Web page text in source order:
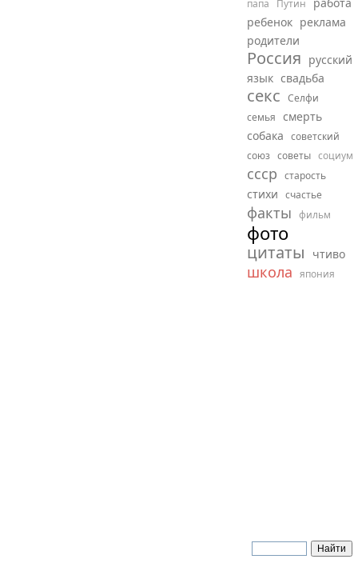
папа Путин
ребенок реклама
родители
Россия русский
язык свадьба
секс Селфи
семья смерть
собака советский
союз советы социум
ссср старость
стихи счастье
факты фильм
фото
цитаты чтиво
школа япония